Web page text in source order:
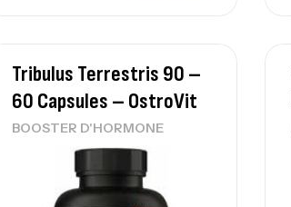
Tribulus Terrestris 90 –
60 Capsules – OstroVit
BOOSTER D'HORMONE